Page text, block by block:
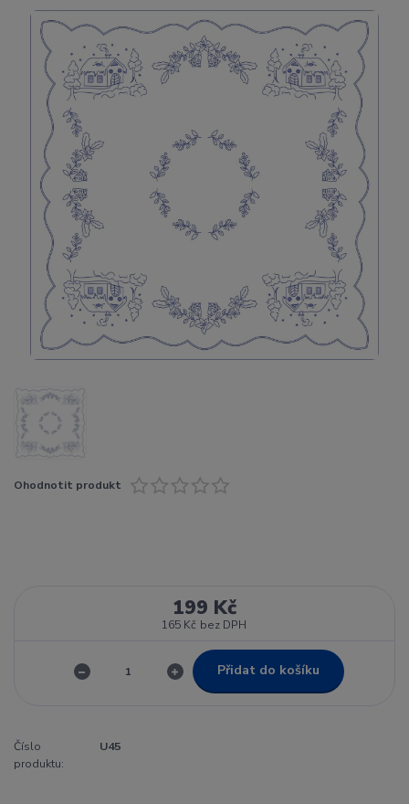
Ohodnotit produkt
199 Kč
165 Kč bez DPH
Přidat do košíku
Číslo
produktu:
U45